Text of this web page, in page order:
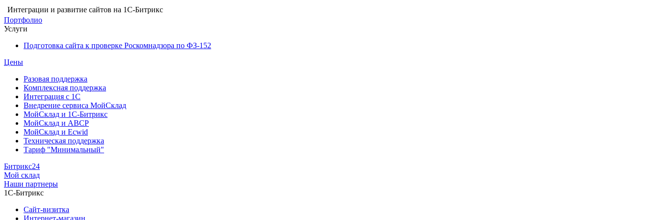
Интеграции и развитие сайтов на 1С-Битрикс
Портфолио
Услуги
Подготовка сайта к проверке Роскомнадзора по ФЗ-152
Цены
Разовая поддержка
Комплексная поддержка
Интеграция с 1С
Внедрение сервиса МойСклад
МойСклад и 1С-Битрикс
МойСклад и ABCP
МойСклад и Ecwid
Техническая поддержка
Тариф "Минимальный"
Битрикс24
Мой склад
Наши партнеры
1С-Битрикс
Сайт-визитка
Интернет-магазин